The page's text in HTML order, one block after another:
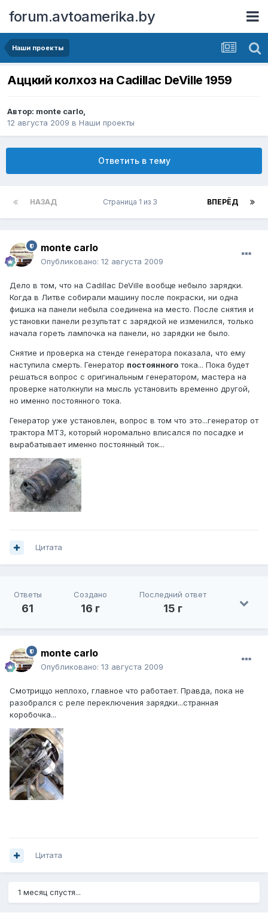
forum.avtoamerika.by
Наши проекты
Аццкий колхоз на Cadillac DeVille 1959
Автор: monte carlo,
12 августа 2009 в Наши проекты
Ответить в тему
НАЗАД ВПЕРЁД
Страница 1 из 3
monte carlo
Опубликовано: 12 августа 2009
Дело в том, что на Cadillac DeVille вообще небыло зарядки.
Когда в Литве собирали машину после покраски, ни одна
фишка на панели небыла соединена на место. После снятия и
установки панели результат с зарядкой не изменился, только
начала гореть лампочка на панели, но зарядки не было.
Снятие и проверка на стенде генератора показала, что ему
наступила смерть. Генератор постоянного тока... Пока будет
решаться вопрос с оригинальным генератором, мастера на
проверке натолкнули на мысль установить временно другой,
но именно постоянного тока.
Генератор уже установлен, вопрос в том что это...генератор от
трактора МТЗ, который норомально вписался по посадке и
вырабатывает именно постоянный ток...
Цитата
Ответы
61
Создано
16 г
Последний ответ
15 г
monte carlo
Опубликовано: 13 августа 2009
Смотриццо неплохо, главное что работает. Правда, пока не
разобрался с реле переключения зарядки...странная
коробочка...
Цитата
1 месяц спустя...